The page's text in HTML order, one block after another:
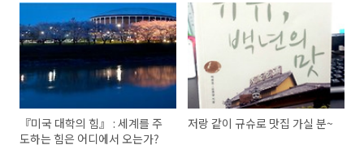
『미국 대학의 힘』 : 세계를 주
도하는 힘은 어디에서 오는가?
저랑 같이 규슈로 맛집 가실 분~